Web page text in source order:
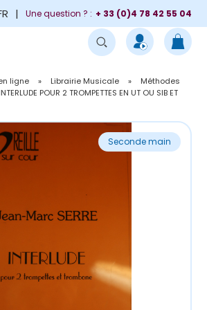
Une question ? : + 33 (0)4 78 42 55 04
ligne » Librairie Musicale »
Méthodes
INTERLUDE POUR 2 TROMPETTES EN UT OU SIB ET
Seconde main